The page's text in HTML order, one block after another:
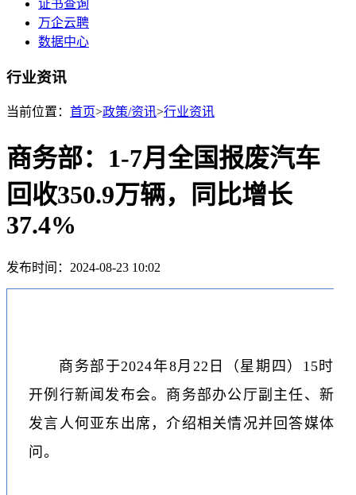
证书查询
万企云聘
数据中心
行业资讯
当前位置： 首页>政策/资讯>行业资讯
商务部：1-7月全国报废汽车
回收350.9万辆，同比增长
37.4%
发布时间：2024-08-23 10:02
商务部于2024年8月22日（星期四）15时召
开例行新闻发布会。商务部办公厅副主任、新闻
发言人何亚东出席，介绍相关情况并回答媒体提
问。